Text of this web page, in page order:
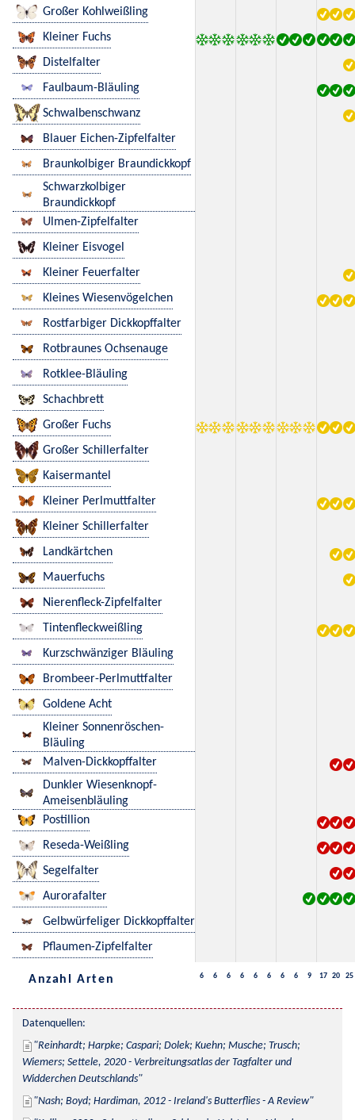
Großer Kohlweißling
Kleiner Fuchs
Distelfalter
Faulbaum-Bläuling
Schwalbenschwanz
Blauer Eichen-Zipfelfalter
Braunkolbiger Braundickkopf
Schwarzkolbiger
Braundickkopf
Ulmen-Zipfelfalter
Kleiner Eisvogel
Kleiner Feuerfalter
Kleines Wiesenvögelchen
Rostfarbiger Dickkopffalter
Rotbraunes Ochsenauge
Rotklee-Bläuling
Schachbrett
Großer Fuchs
Großer Schillerfalter
Kaisermantel
Kleiner Perlmuttfalter
Kleiner Schillerfalter
Landkärtchen
Mauerfuchs
Nierenfleck-Zipfelfalter
Tintenfleckweißling
Kurzschwänziger Bläuling
Brombeer-Perlmuttfalter
Goldene Acht
Kleiner Sonnenröschen-
Bläuling
Malven-Dickkopffalter
Dunkler Wiesenknopf-
Ameisenbläuling
Postillion
Reseda-Weißling
Segelfalter
Aurorafalter
Gelbwürfeliger Dickkopffalter
Pflaumen-Zipfelfalter
Anzahl Arten 6 6 6 6 6 6 6 6 9 17 20 25
Datenquellen:
Reinhardt; Harpke; Caspari; Dolek; Kuehn; Musche; Trusch;
Wiemers; Settele, 2020 - Verbreitungsatlas der Tagfalter und
Widderchen Deutschlands
Nash; Boyd; Hardiman, 2012 - Ireland's Butterflies - A Review